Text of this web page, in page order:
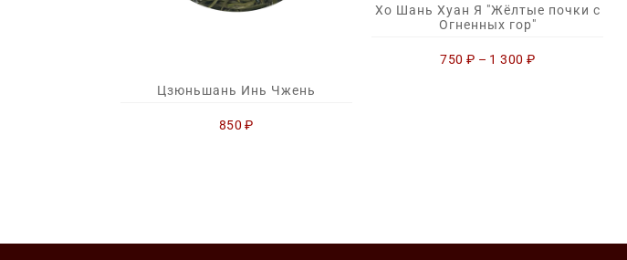
Цзюньшань Инь Чжень
850₽
Хо Шань Хуан Я "Жёлтые почки с
Огненных гор"
750 ₽ – 1 300 ₽